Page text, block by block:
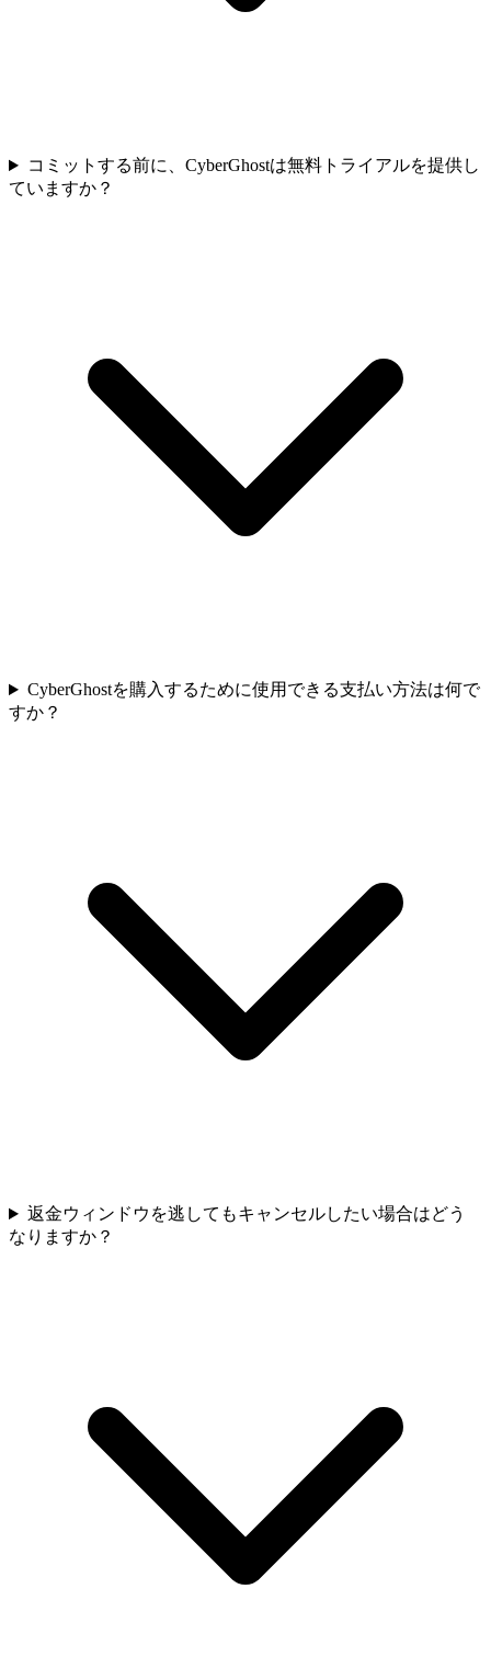
コミットする前に、CyberGhostは無料トライアルを提供し
ていますか？
CyberGhostを購入するために使用できる支払い方法は何で
すか？
返金ウィンドウを逃してもキャンセルしたい場合はどう
なりますか？